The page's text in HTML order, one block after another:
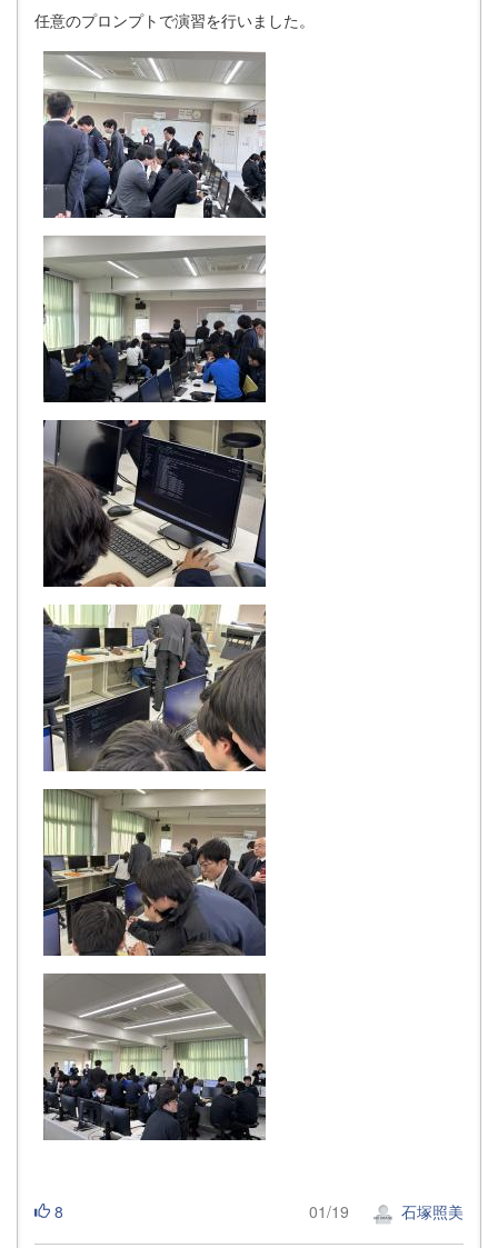
任意のプロンプトで演習を行いました。
8 01/19 石塚照美